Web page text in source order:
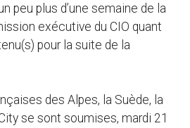
peu plus d’une semaine de la
exécutive du CIO quant
pour la suite de la
des Alpes, la Suède, la
se sont soumises, mardi 21